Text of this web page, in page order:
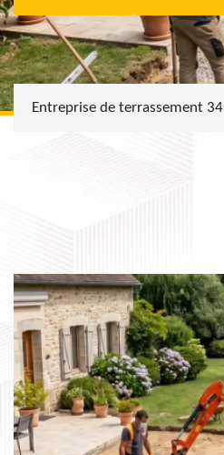
Entreprise de terrassement 34